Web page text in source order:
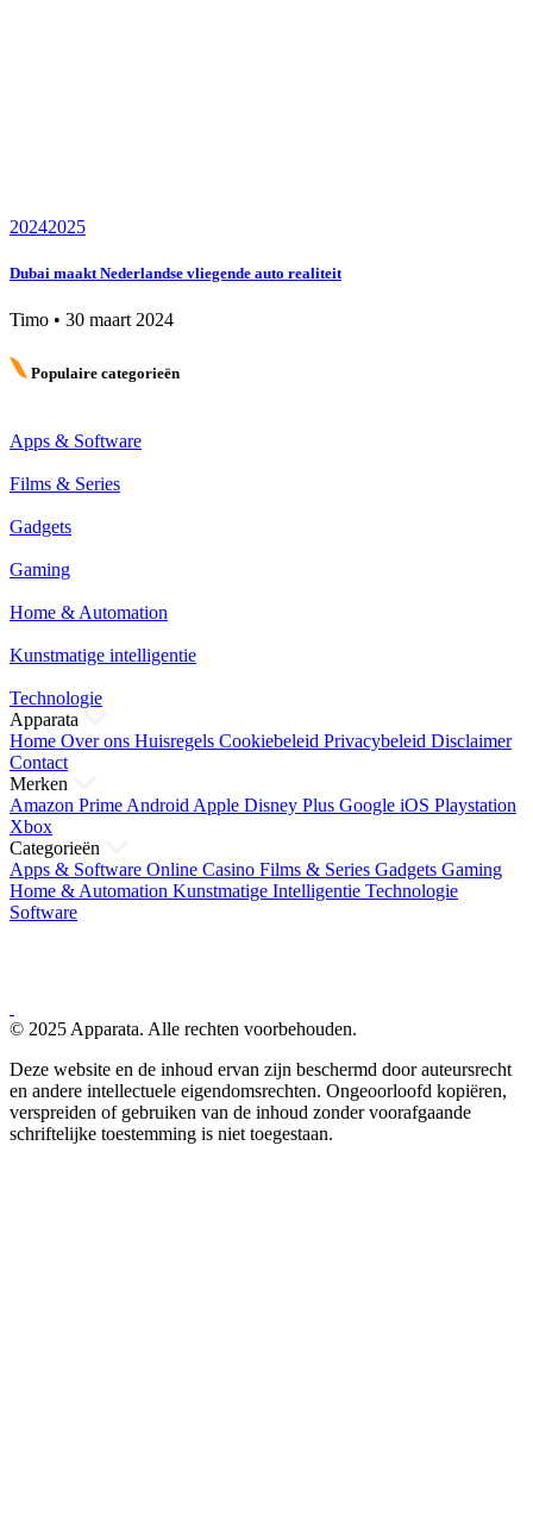
20242025
Dubai maakt Nederlandse vliegende auto realiteit
Timo • 30 maart 2024
Populaire categorieën
Apps & Software
Films & Series
Gadgets
Gaming
Home & Automation
Kunstmatige intelligentie
Technologie
Apparata
Home Over ons Huisregels Cookiebeleid Privacybeleid Disclaimer
Contact
Merken
Amazon Prime Android Apple Disney Plus Google iOS Playstation
Xbox
Categorieën
Apps & Software Online Casino Films & Series Gadgets Gaming
Home & Automation Kunstmatige Intelligentie Technologie
Software
© 2025 Apparata. Alle rechten voorbehouden.
Deze website en de inhoud ervan zijn beschermd door auteursrecht
en andere intellectuele eigendomsrechten. Ongeoorloofd kopiëren,
verspreiden of gebruiken van de inhoud zonder voorafgaande
schriftelijke toestemming is niet toegestaan.